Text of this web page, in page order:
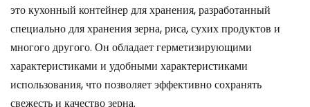
это кухонный контейнер для хранения, разработанный
специально для хранения зерна, риса, сухих продуктов и
многого другого. Он обладает герметизирующими
характеристиками и удобными характеристиками
использования, что позволяет эффективно сохранять
свежесть и качество зерна.